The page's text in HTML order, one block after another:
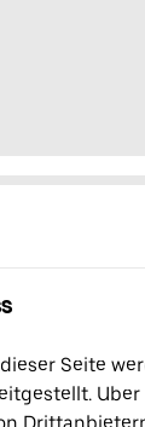
Seite